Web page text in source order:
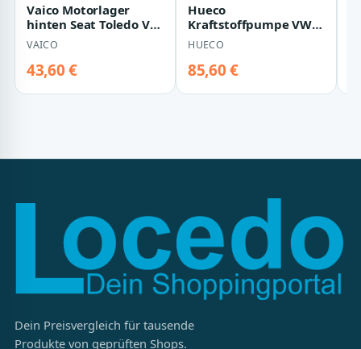
Vaico Motorlager
hinten Seat Toledo VW
Golf Jetta Passat
Sharan
VAICO
43,60 €
Hueco
Kraftstoffpumpe VW
Golf Jetta Passat
Santana
HUECO
85,60 €
Dein Preisvergleich für tausende
Produkte von geprüften Shops.